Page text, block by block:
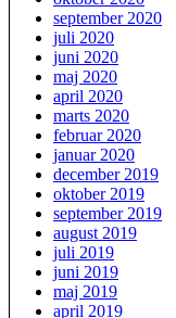
september 2020
juli 2020
juni 2020
maj 2020
april 2020
marts 2020
februar 2020
januar 2020
december 2019
oktober 2019
september 2019
august 2019
juli 2019
juni 2019
maj 2019
april 2019